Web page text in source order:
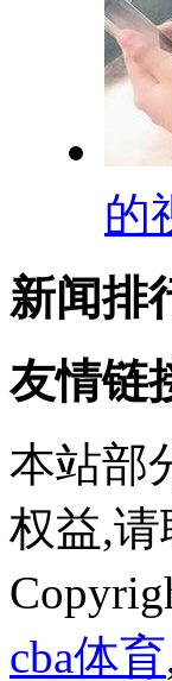
的
新闻排
友情链
本站部
权益,
cba体育